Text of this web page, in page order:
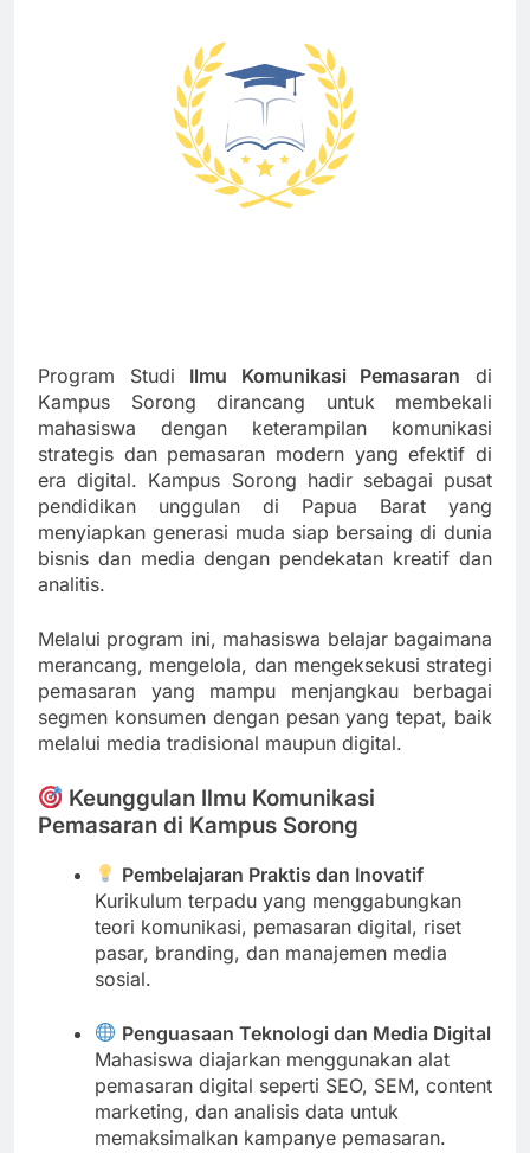
Program Studi Ilmu Komunikasi Pemasaran di
Kampus Sorong dirancang untuk membekali
mahasiswa dengan keterampilan komunikasi
strategis dan pemasaran modern yang efektif di
era digital. Kampus Sorong hadir sebagai pusat
pendidikan unggulan di Papua Barat yang
menyiapkan generasi muda siap bersaing di dunia
bisnis dan media dengan pendekatan kreatif dan
analitis.
Melalui program ini, mahasiswa belajar bagaimana
merancang, mengelola, dan mengeksekusi strategi
pemasaran yang mampu menjangkau berbagai
segmen konsumen dengan pesan yang tepat, baik
melalui media tradisional maupun digital.
Keunggulan Ilmu Komunikasi
Pemasaran di Kampus Sorong
Pembelajaran Praktis dan Inovatif
Kurikulum terpadu yang menggabungkan
teori komunikasi, pemasaran digital, riset
pasar, branding, dan manajemen media
sosial.
Penguasaan Teknologi dan Media Digital
Mahasiswa diajarkan menggunakan alat
pemasaran digital seperti SEO, SEM, content
marketing, dan analisis data untuk
memaksimalkan kampanye pemasaran.